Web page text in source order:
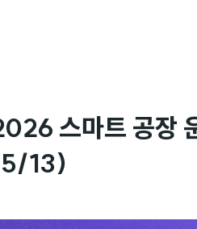
스마트 공장
13)